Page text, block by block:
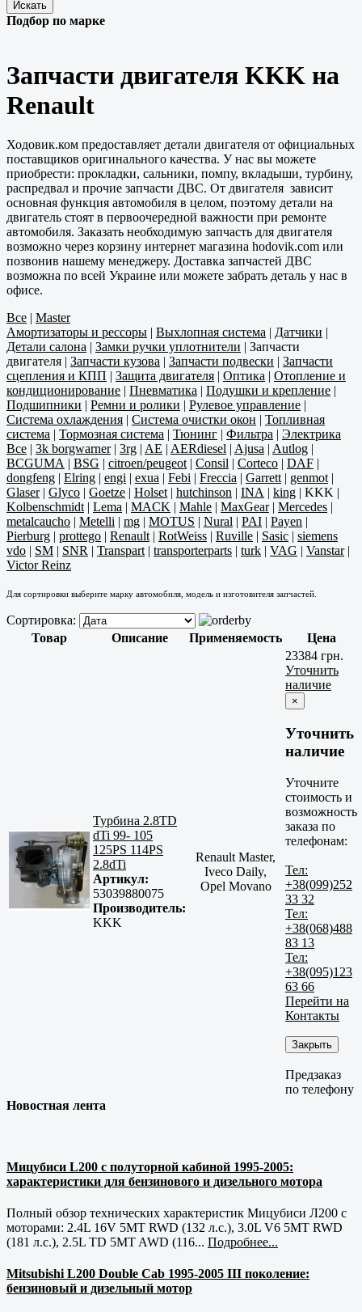
Подбор по марке
Запчасти двигателя KKK на
Renault
Ходовик.ком предоставляет детали двигателя от официальных
поставщиков оригинального качества. У нас вы можете
приобрести: прокладки, сальники, помпу, вкладыши, турбину,
распредвал и прочие запчасти ДВС. От двигателя зависит
основная функция автомобиля в целом, поэтому детали на
двигатель стоят в первоочередной важности при ремонте
автомобиля. Заказать необходимую запчасть для двигателя
возможно через корзину интернет магазина hodovik.com или
позвонив нашему менеджеру. Доставка запчастей ДВС
возможна по всей Украине или можете забрать деталь у нас в
офисе.
Все | Master
Амортизаторы и рессоры | Выхлопная система | Датчики |
Детали салона | Замки ручки уплотнители | Запчасти
двигателя | Запчасти кузова | Запчасти подвески | Запчасти
сцепления и КПП | Защита двигателя | Оптика | Отопление и
кондиционирование | Пневматика | Подушки и крепление |
Подшипники | Ремни и ролики | Рулевое управление |
Система охлаждения | Система очистки окон | Топливная
система | Тормозная система | Тюнинг | Фильтра | Электрика
Все | 3k borgwarner| 3rg | AE | AERdiesel | Ajusa | Autlog |
BCGUMA | BSG | citroen/peugeot | Consil | Corteco | DAF |
dongfeng | Elring | engi | exua | Febi | Freccia | Garrett | genmot |
Glaser| Glyco | Goetze | Holset | hutchinson | INA | king | KKK |
Kolbenschmidt | Lema | MACK | Mahle | MaxGear| Mercedes |
metalcaucho | Metelli | mg | MOTUS | Nural | PAI | Payen |
Pierburg | prottego | Renault | RotWeiss | Ruville | Sasic | siemens
vdo | SM | SNR | Transpart | transporterparts | turk | VAG | Vanstar|
Victor Reinz
Для сортировки выберите марку автомобиля, модель и изготовителя запчастей.
Сортировка:
Товар
Описание Применяемость Цена
Турбина 2.8TD
dTi 99- 105
125PS 114PS
2.8dTi
Артикул:
53039880075
Производитель:
KKK
Renault Master,
Iveco Daily,
Opel Movano
23384 грн.
Уточнить
наличие
×
Уточнить
наличие
Уточните
стоимость и
возможность
заказа по
телефонам:
Тел:
+38(099)252
33 32
Тел:
+38(068)488
83 13
Тел:
+38(095)123
63 66
Перейти на
Контакты
Закрыть
Предзаказ
по телефону
Новостная лента
Мицубиси L200 с полуторной кабиной 1995-2005:
характеристики для бензинового и дизельного мотора
Полный обзор технических характеристик Мицубиси Л200 с
моторами: 2.4L 16V 5MT RWD (132 л.с.), 3.0L V6 5MT RWD
(181 л.с.), 2.5L TD 5MT AWD (116... Подробнее...
Mitsubishi L200 Double Cab 1995-2005 III поколение:
бензиновый и дизельный мотор